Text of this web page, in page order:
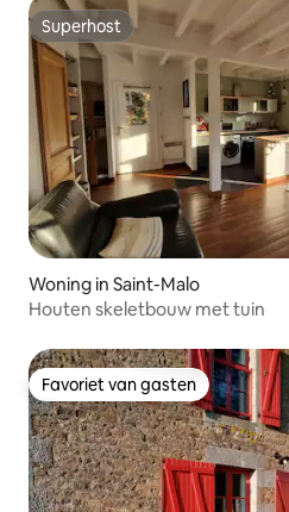
Superhost
Superhost
Woning in Saint-Malo
Houten skeletbouw met tuin
Favoriet van gasten
Favoriet van gasten